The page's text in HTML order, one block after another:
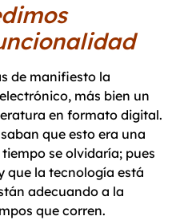
de manifiesto la
más bien un
en formato digital.
que esto era una
se olvidaría; pues
que la tecnología está
adecuando a la
que corren.